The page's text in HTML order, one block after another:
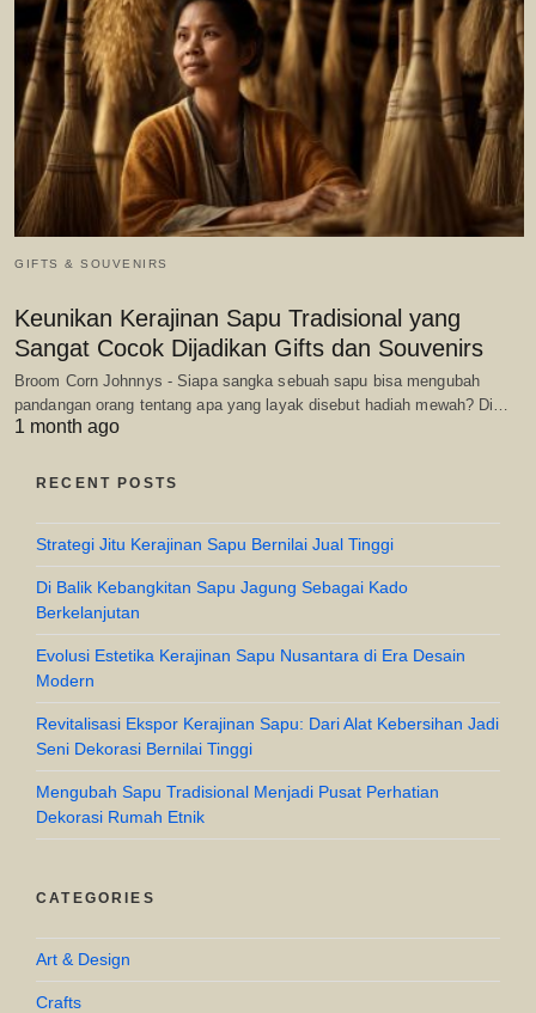
GIFTS & SOUVENIRS
Keunikan Kerajinan Sapu Tradisional yang
Sangat Cocok Dijadikan Gifts dan Souvenirs
Broom Corn Johnnys - Siapa sangka sebuah sapu bisa mengubah
pandangan orang tentang apa yang layak disebut hadiah mewah? Di…
1 month ago
RECENT POSTS
Strategi Jitu Kerajinan Sapu Bernilai Jual Tinggi
Di Balik Kebangkitan Sapu Jagung Sebagai Kado
Berkelanjutan
Evolusi Estetika Kerajinan Sapu Nusantara di Era Desain
Modern
Revitalisasi Ekspor Kerajinan Sapu: Dari Alat Kebersihan Jadi
Seni Dekorasi Bernilai Tinggi
Mengubah Sapu Tradisional Menjadi Pusat Perhatian
Dekorasi Rumah Etnik
CATEGORIES
Art & Design
Crafts